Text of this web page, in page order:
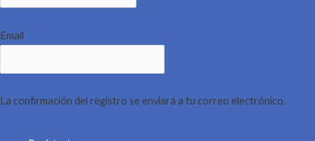
Email
La confirmación del registro se enviará a tu correo electrónico.